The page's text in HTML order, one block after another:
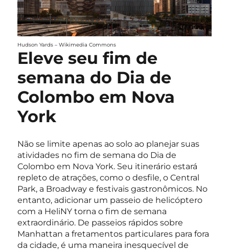
Hudson Yards – Wikimedia Commons
Eleve seu fim de
semana do Dia de
Colombo em Nova
York
Não se limite apenas ao solo ao planejar suas
atividades no fim de semana do Dia de
Colombo em Nova York. Seu itinerário estará
repleto de atrações, como o desfile, o Central
Park, a Broadway e festivais gastronômicos. No
entanto, adicionar um passeio de helicóptero
com a HeliNY torna o fim de semana
extraordinário. De passeios rápidos sobre
Manhattan a fretamentos particulares para fora
da cidade, é uma maneira inesquecível de